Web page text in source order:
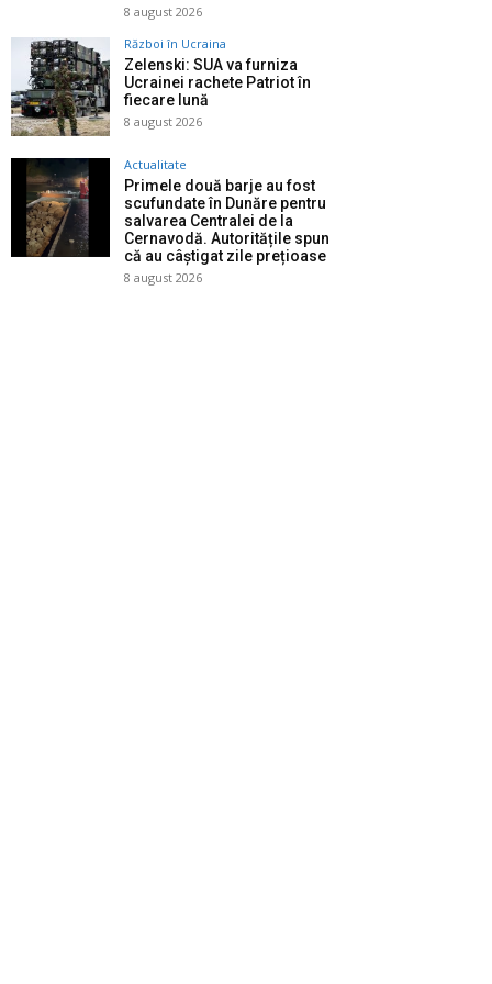
8 august 2026
Război în Ucraina
Zelenski: SUA va furniza
Ucrainei rachete Patriot în
fiecare lună
8 august 2026
Actualitate
Primele două barje au fost
scufundate în Dunăre pentru
salvarea Centralei de la
Cernavodă. Autoritățile spun
că au câștigat zile prețioase
8 august 2026